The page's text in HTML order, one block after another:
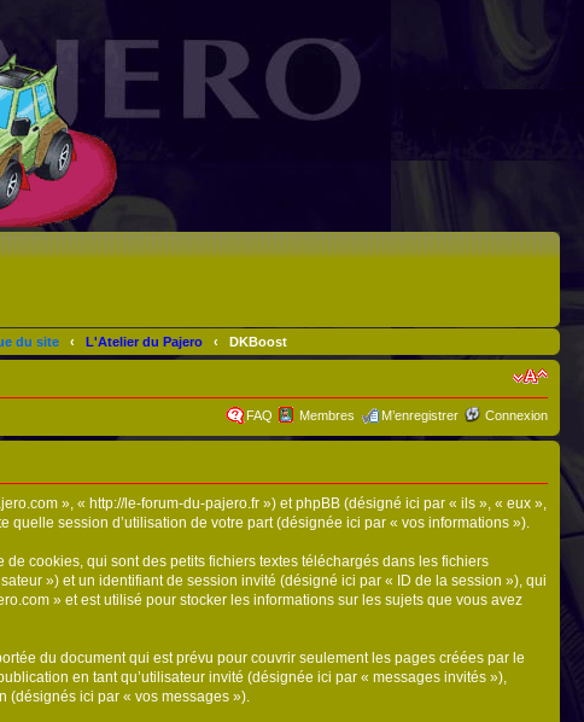
du site ‹ L'Atelier du Pajero ‹ DKBoost
FAQ Membres M’enregistrer Connexion
», « http://le-forum-du-pajero.fr ») et phpBB (désigné ici par « ils », « eux »,
session d’utilisation de votre part (désignée ici par « vos informations »).
cookies, qui sont des petits fichiers textes téléchargés dans les fichiers
») et un identifiant de session invité (désigné ici par « ID de la session »), qui
» et est utilisé pour stocker les informations sur les sujets que vous avez
du document qui est prévu pour couvrir seulement les pages créées par le
en tant qu’utilisateur invité (désignée ici par « messages invités »),
(désignés ici par « vos messages »).